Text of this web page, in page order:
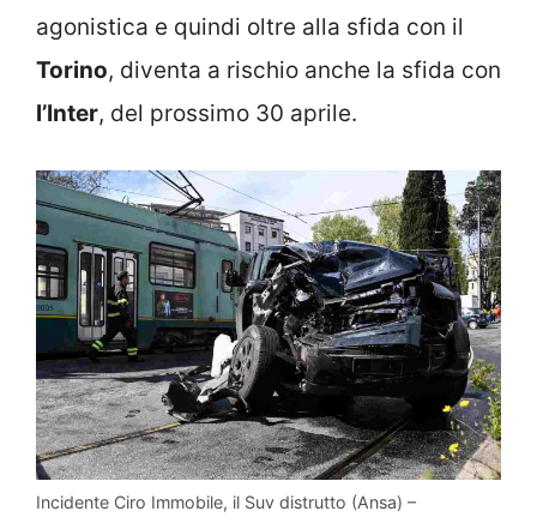
agonistica e quindi oltre alla sfida con il
Torino, diventa a rischio anche la sfida con
l’Inter, del prossimo 30 aprile.
Incidente Ciro Immobile, il Suv distrutto (Ansa) –